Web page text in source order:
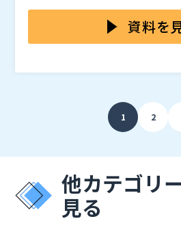
を、デモを通し紹介致します。
うに業務が効率化できるかをデモ
ともに、初期導入からトレーニン
介します。
株式会社オープンソース活用研究
資料を
1 2
他カテゴリ
見る